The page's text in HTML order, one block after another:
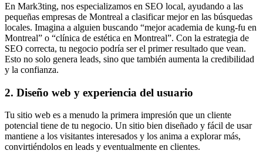
En Mark3ting, nos especializamos en SEO local, ayudando a las
pequeñas empresas de Montreal a clasificar mejor en las búsquedas
locales. Imagina a alguien buscando “mejor academia de kung-fu en
Montreal” o “clínica de estética en Montreal”. Con la estrategia de
SEO correcta, tu negocio podría ser el primer resultado que vean.
Esto no solo genera leads, sino que también aumenta la credibilidad
y la confianza.
2. Diseño web y experiencia del usuario
Tu sitio web es a menudo la primera impresión que un cliente
potencial tiene de tu negocio. Un sitio bien diseñado y fácil de usar
mantiene a los visitantes interesados y los anima a explorar más,
convirtiéndolos en leads y eventualmente en clientes.